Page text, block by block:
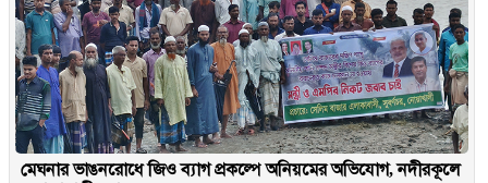
মেঘনার ভাঙনরোধে জিও ব্যাগ প্রকল্পে অনিয়মের অভিযোগ, নদীরকূলে